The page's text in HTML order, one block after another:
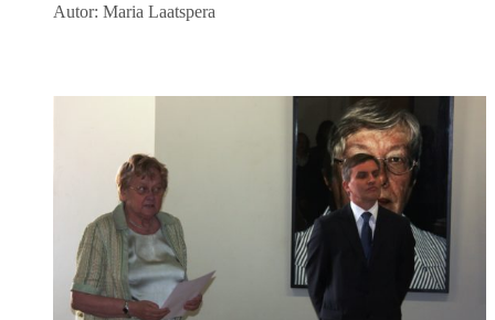
Autor: Maria Laatspera